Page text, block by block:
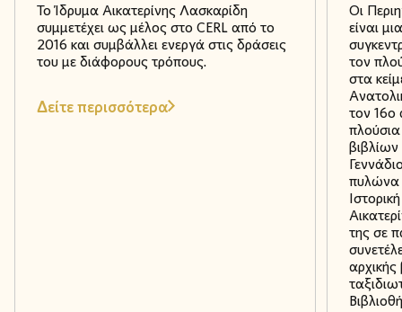
Το Ίδρυμα Αικατερίνης Λασκαρίδη
συμμετέχει ως μέλος στο CERL από το
2016 και συμβάλλει ενεργά στις δράσεις
του με διάφορους τρόπους.
Δείτε περισσότερα
Οι
είναι
τον
στα
τον 16ο
πυλώνα
της σε